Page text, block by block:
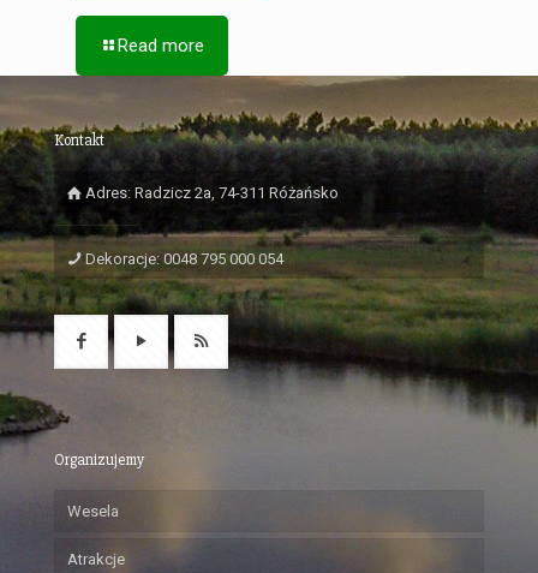
Read more
Kontakt
Adres: Radzicz 2a, 74-311 Różańsko
Dekoracje: 0048 795 000 054
Organizujemy
Wesela
Atrakcje